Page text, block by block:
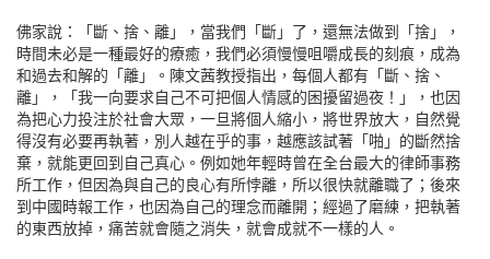
佛家說：「斷、捨、離」，當我們「斷」了，還無法做到「捨」，
時間未必是一種最好的療癒，我們必須慢慢咀嚼成長的刻痕，成為
和過去和解的「離」。陳文茜教授指出，每個人都有「斷、捨、
離」，「我一向要求自己不可把個人情感的困擾留過夜！」，也因
為把心力投注於社會大眾，一旦將個人縮小，將世界放大，自然覺
得沒有必要再執著，別人越在乎的事，越應該試著「啪」的斷然捨
棄，就能更回到自己真心。例如她年輕時曾在全台最大的律師事務
所工作，但因為與自己的良心有所悖離，所以很快就離職了；後來
到中國時報工作，也因為自己的理念而離開；經過了磨練，把執著
的東西放掉，痛苦就會隨之消失，就會成就不一樣的人。